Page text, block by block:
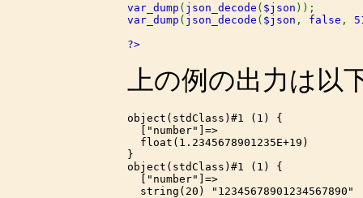
var_dump ( json_decode ( $json
var_dump ( json_decode ( $json , false ,
?>
上の例の出力は以
object(stdClass)#1 (1) {
  ["number"]=>
  float(1.2345678901235E+19)
}
object(stdClass)#1 (1) {
  ["number"]=>
  string(20) "12345678901234567890"